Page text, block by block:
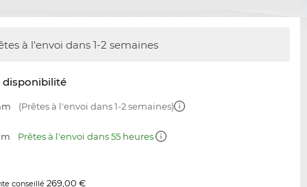
à l'envoi dans 1-2 semaines
disponibilité
(Prêtes à l'envoi dans 1-2 semaines)
Prêtes à l'envoi dans 55 heures
conseillé269,00 €